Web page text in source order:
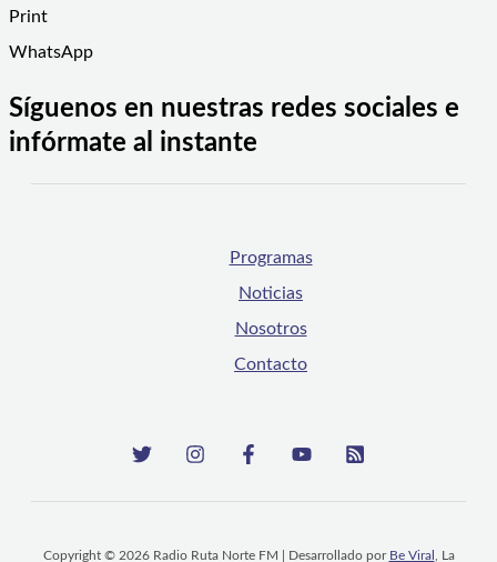
Print
WhatsApp
Síguenos en nuestras redes sociales e
infórmate al instante
Programas
Noticias
Nosotros
Contacto
Copyright © 2026 Radio Ruta Norte FM | Desarrollado por Be Viral , La